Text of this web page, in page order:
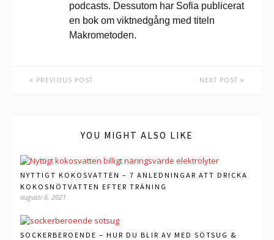
podcasts. Dessutom har Sofia publicerat
en bok om viktnedgång med titeln
Makrometoden.
PREVIOUS POST NEXT POST
YOU MIGHT ALSO LIKE
NYTTIGT KOKOSVATTEN – 7 ANLEDNINGAR ATT DRICKA
KOKOSNÖTVATTEN EFTER TRÄNING
augusti 6, 2021
SOCKERBEROENDE – HUR DU BLIR AV MED SÖTSUG &